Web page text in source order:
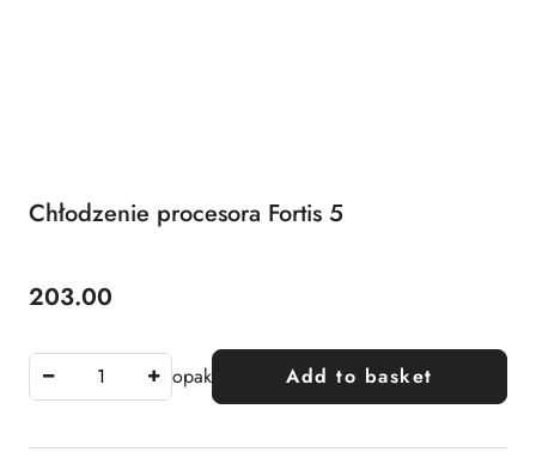
Chłodzenie procesora Fortis 5
Price:
203.00
opak Add to basket